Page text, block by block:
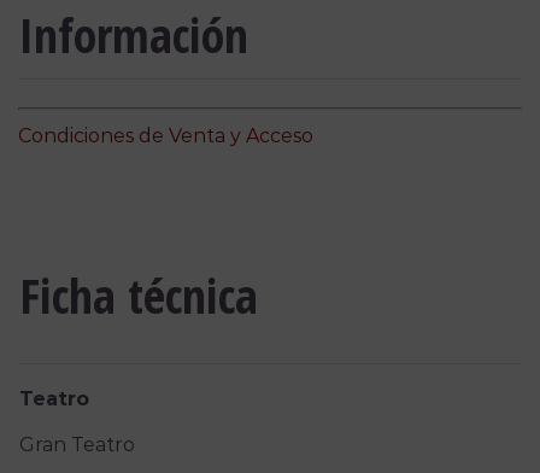
Información
Condiciones de Venta y Acceso
Ficha técnica
Teatro
Gran Teatro